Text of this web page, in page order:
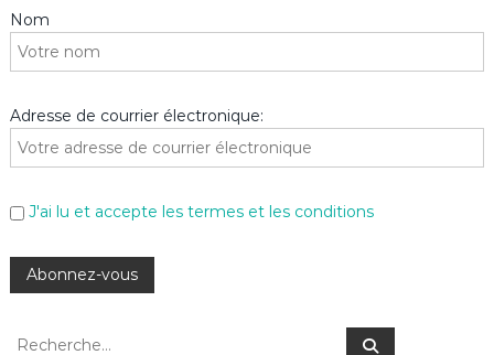
Nom
Adresse de courrier électronique:
J'ai lu et accepte les termes et les conditions
R
R